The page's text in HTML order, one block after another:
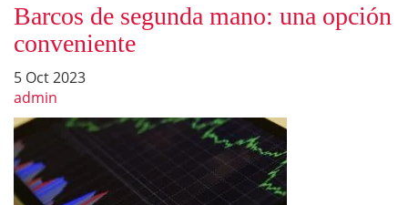
Barcos de segunda mano: una opción
conveniente
5 Oct 2023
admin